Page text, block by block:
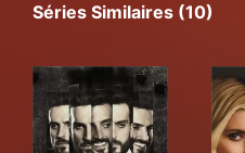
Séries Similaires (10)